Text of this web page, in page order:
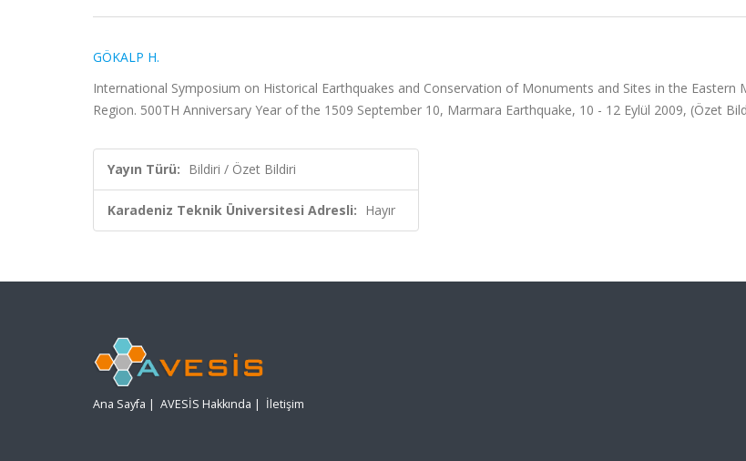
GÖKALP H.
International Symposium on Historical Earthquakes and Conservation of Monuments and Sites in the Eastern
Region. 500TH Anniversary Year of the 1509 September 10, Marmara Earthquake, 10 - 12 Eylül 2009, (Özet
Yayın Türü: Bildiri / Özet Bildiri
Karadeniz Teknik Üniversitesi Adresli: Hayır
Ana Sayfa | AVESİS Hakkında | İletişim